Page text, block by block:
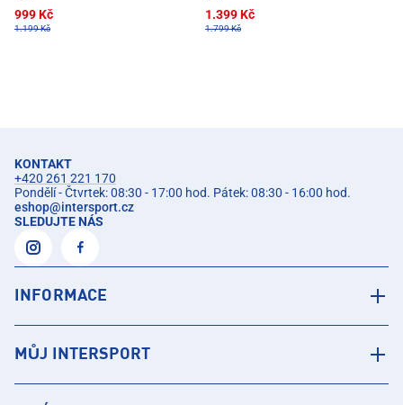
999 Kč
1.199 Kč
1.399 Kč
1.799 Kč
KONTAKT
+420 261 221 170
Pondělí - Čtvrtek: 08:30 - 17:00 hod. Pátek: 08:30 - 16:00 hod.
eshop@intersport.cz
SLEDUJTE NÁS
INFORMACE
MŮJ INTERSPORT